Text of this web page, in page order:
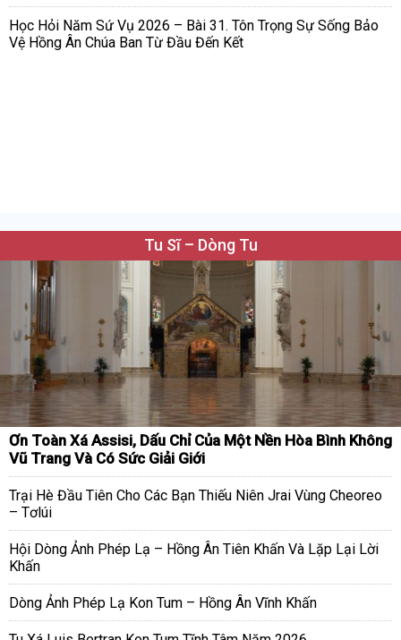
Học Hỏi Năm Sứ Vụ 2026 – Bài 31. Tôn Trọng Sự Sống Bảo
Vệ Hồng Ân Chúa Ban Từ Đầu Đến Kết
Tu Sĩ – Dòng Tu
Ơn Toàn Xá Assisi, Dấu Chỉ Của Một Nền Hòa Bình Không
Vũ Trang Và Có Sức Giải Giới
Trại Hè Đầu Tiên Cho Các Bạn Thiếu Niên Jrai Vùng Cheoreo
– Tơlúi
Hội Dòng Ảnh Phép Lạ – Hồng Ân Tiên Khấn Và Lặp Lại Lời
Khấn
Dòng Ảnh Phép Lạ Kon Tum – Hồng Ân Vĩnh Khấn